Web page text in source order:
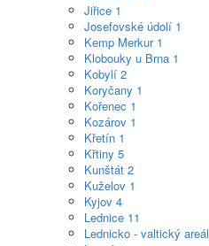
Jiřice 1
Josefovské údolí 1
Kemp Merkur 1
Klobouky u Brna 1
Kobylí 2
Koryčany 1
Kořenec 1
Kozárov 1
Křetín 1
Křtiny 5
Kunštát 2
Kuželov 1
Kyjov 4
Lednice 11
Lednicko - valtický areál